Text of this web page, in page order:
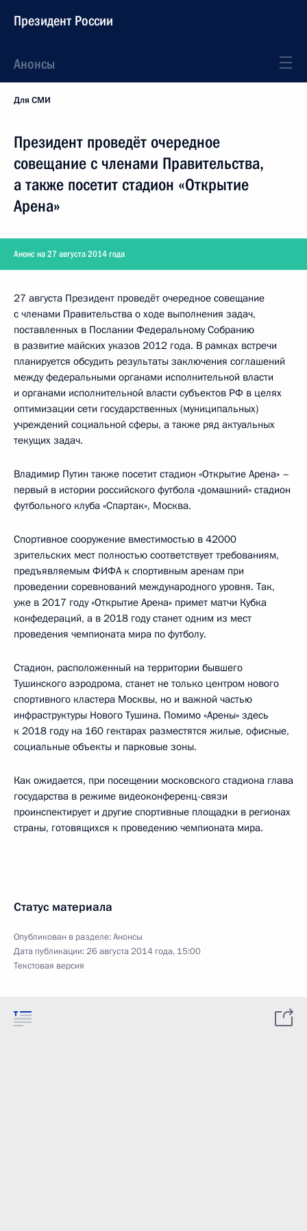
Президент России
Анонсы
Для СМИ
Президент проведёт очередное
совещание с членами Правительства,
а также посетит стадион «Открытие
Арена»
Анонс на 27 августа 2014 года
27 августа Президент проведёт очередное совещание
с членами Правительства о ходе выполнения задач,
поставленных в Послании Федеральному Собранию
в развитие майских указов 2012 года. В рамках встречи
планируется обсудить результаты заключения соглашений
между федеральными органами исполнительной власти
и органами исполнительной власти субъектов РФ в целях
оптимизации сети государственных (муниципальных)
учреждений социальной сферы, а также ряд актуальных
текущих задач.
Владимир Путин также посетит стадион «Открытие Арена» –
первый в истории российского футбола «домашний» стадион
футбольного клуба «Спартак», Москва.
Спортивное сооружение вместимостью в 42000
зрительских мест полностью соответствует требованиям,
предъявляемым ФИФА к спортивным аренам при
проведении соревнований международного уровня. Так,
уже в 2017 году «Открытие Арена» примет матчи Кубка
конфедераций, а в 2018 году станет одним из мест
проведения чемпионата мира по футболу.
Стадион, расположенный на территории бывшего
Тушинского аэродрома, станет не только центром нового
спортивного кластера Москвы, но и важной частью
инфраструктуры Нового Тушина. Помимо «Арены» здесь
к 2018 году на 160 гектарах разместятся жилые, офисные,
социальные объекты и парковые зоны.
Как ожидается, при посещении московского стадиона глава
государства в режиме видеоконференц-связи
проинспектирует и другие спортивные площадки в регионах
страны, готовящихся к проведению чемпионата мира.
Статус материала
Опубликован в разделе:Анонсы
Дата публикации:26 августа 2014 года, 15:00
Текстовая версия